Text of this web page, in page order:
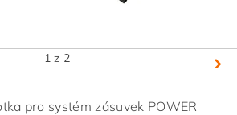
1 z 2
pro systém zásuvek POWER